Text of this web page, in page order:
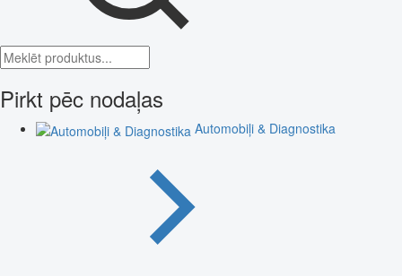
Pirkt pēc nodaļas
Automobiļi & Diagnostika